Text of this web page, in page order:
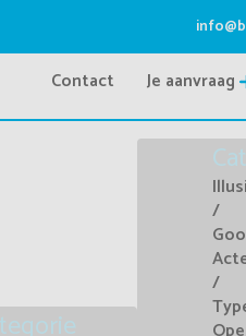
Contact Je aanvraag
/
/